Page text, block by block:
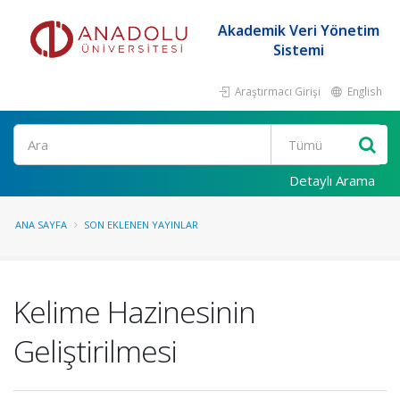
Akademik Veri Yönetim
Sistemi
Araştırmacı Girişi English
Ara
Detaylı Arama
ANA SAYFA SON EKLENEN YAYINLAR
Kelime Hazinesinin
Geliştirilmesi